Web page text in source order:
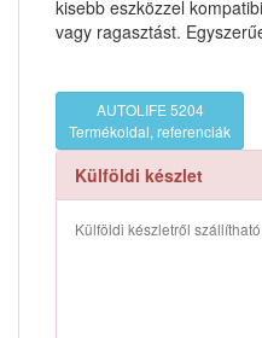
kisebb eszközzel
vagy ragasztást.
AUTOLIFE 5204
Termékoldal, referenciák
Külföldi készlet
Külföldi készletről